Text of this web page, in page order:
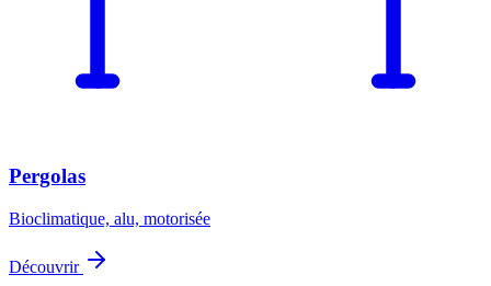
Pergolas
Bioclimatique, alu, motorisée
Découvrir